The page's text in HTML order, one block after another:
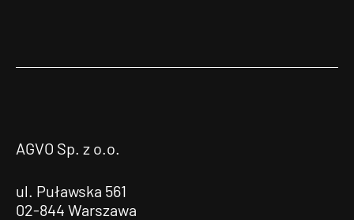
AGVO Sp. z o.o.
ul. Puławska 561
02-844 Warszawa